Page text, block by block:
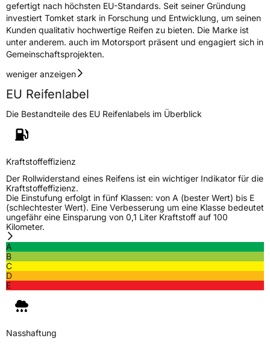
HerstellerkontaktTOMKET s.r.o., Vojtesska 245/1 11000 Praha
1 Tschechische Republik,
www.TOMKET.com, sales@tomket.com
gefertigt nach höchsten EU-Standards. Seit seiner Gründung
investiert Tomket stark in Forschung und Entwicklung, um seinen
Kunden qualitativ hochwertige Reifen zu bieten. Die Marke ist
unter anderem. auch im Motorsport präsent und engagiert sich in
Gemeinschaftsprojekten.
weniger anzeigen
EU Reifenlabel
Die Bestandteile des EU Reifenlabels im Überblick
Kraftstoffeffizienz
Der Rollwiderstand eines Reifens ist ein wichtiger Indikator für die
Kraftstoffeffizienz.
Die Einstufung erfolgt in fünf Klassen: von A (bester Wert) bis E
(schlechtester Wert). Eine Verbesserung um eine Klasse bedeutet
ungefähr eine Einsparung von 0,1 Liter Kraftstoff auf 100
Kilometer.
A
B
C
D
E
Nasshaftung